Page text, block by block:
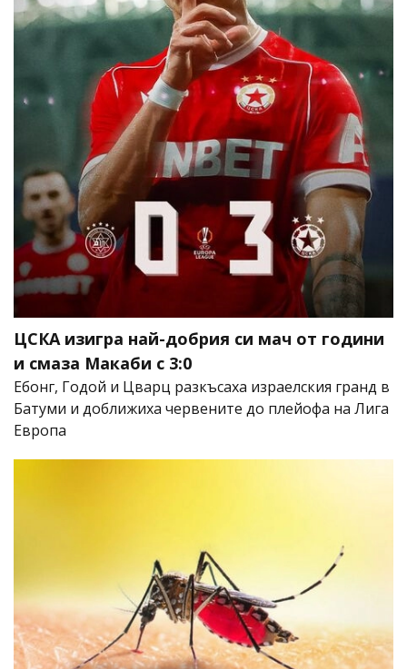
ЦСКА изигра най-добрия си мач от години
и смаза Макаби с 3:0
Ебонг, Годой и Цварц разкъсаха израелския гранд в
Батуми и доближиха червените до плейофа на Лига
Европа